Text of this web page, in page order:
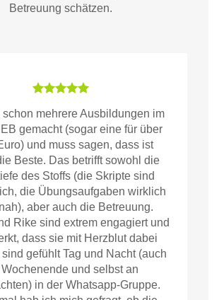
Betreuung schätzen.
schon mehrere Ausbildungen im
gemacht (sogar eine für über
und muss sagen, dass ist
Beste. Das betrifft sowohl die
des Stoffs (die Skripte sind
die Übungsaufgaben wirklich
aber auch die Betreuung.
Rike sind extrem engagiert und
dass sie mit Herzblut dabei
gefühlt Tag und Nacht (auch
und selbst an
in der Whatsapp-Gruppe.